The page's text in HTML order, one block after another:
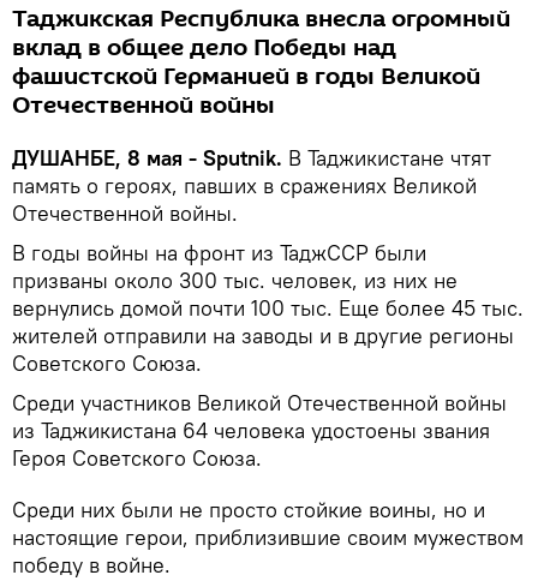
Таджикская Республика внесла огромный
вклад в общее дело Победы над
фашистской Германией в годы Великой
Отечественной войны
ДУШАНБЕ, 8 мая - Sputnik. В Таджикистане чтят
память о героях, павших в сражениях Великой
Отечественной войны.
В годы войны на фронт из ТаджССР были
призваны около 300 тыс. человек, из них не
вернулись домой почти 100 тыс. Еще более 45 тыс.
жителей отправили на заводы и в другие регионы
Советского Союза.
Среди участников Великой Отечественной войны
из Таджикистана 64 человека удостоены звания
Героя Советского Союза.
Среди них были не просто стойкие воины, но и
настоящие герои, приблизившие своим мужеством
победу в войне.